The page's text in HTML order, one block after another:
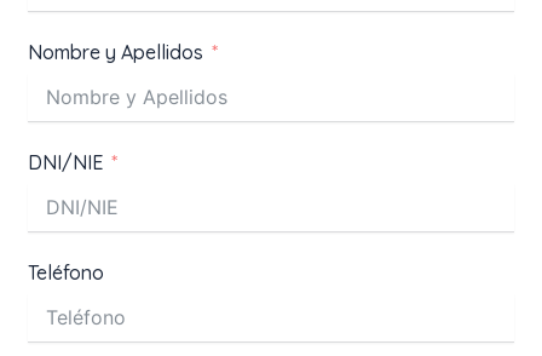
Nombre y Apellidos
DNI/NIE
Teléfono